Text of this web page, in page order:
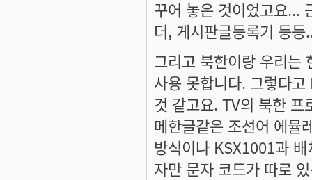
꾸어 놓은 것이었고요...
더, 게시판글등록기 등
그리고 북한이랑 우리는
사용 못합니다. 그렇다
것 같고요. TV의 북한 프
메한글같은 조선어 에뮬
방식이나 KSX1001과
자만 문자 코드가 따로